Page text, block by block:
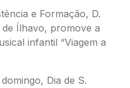
e Formação, D.
Ílhavo, promove a
infantil “Viagem a
Dia de S.